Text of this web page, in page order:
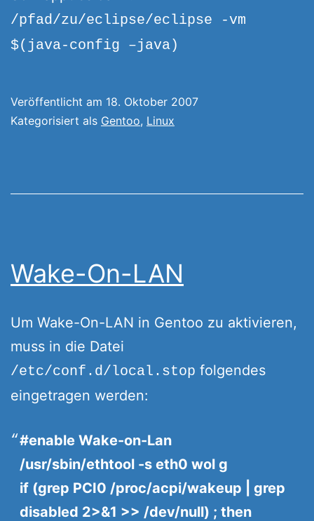
/pfad/zu/eclipse/eclipse -vm
$(java-config –java)
Veröffentlicht am 18. Oktober 2007
Kategorisiert als Gentoo, Linux
Wake-On-LAN
Um Wake-On-LAN in Gentoo zu aktivieren,
muss in die Datei
/etc/conf.d/local.stop folgendes
eingetragen werden:
#enable Wake-on-Lan
/usr/sbin/ethtool -s eth0 wol g
if (grep PCI0 /proc/acpi/wakeup | grep
disabled 2>&1 >> /dev/null) ; then